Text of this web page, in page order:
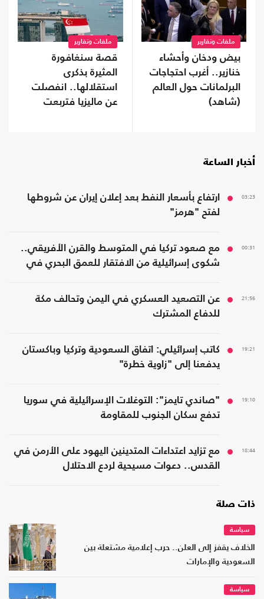
ملفات وتقارير
بيض ودخان وأحشاء
خنازير.. أغرب احتجاجات
البرلمانات حول العالم
(شاهد)
ملفات وتقارير
قصة سنغافورة
المثيرة بذكرى
استقلالها.. انفصلت
عن ماليزيا فتربعت
أخبار الساعة
03:23
ارتفاع بأسعار النفط بعد إعلان إيران عن شروطها
لفتح "هرمز"
00:31
مع صعود تركيا في المتوسط والقرن الأفريقي..
شكوى إسرائيلية من الافتقار للعمق البحري في
21:56
عن التصعيد العسكري في اليمن وتحالف مكة
للدفاع المشترك
19:21
كاتب إسرائيلي: اتفاق السعودية وتركيا وباكستان
يدفعنا إلى "زاوية خطرة"
19:10
"صاندي تايمز": التوغلات الإسرائيلية في سوريا
تدفع سكان الجنوب للمقاومة
18:44
مع تزايد اعتداءات المتدينين اليهود على الأرمن في
القدس.. دعوات مسيحية لردع الاحتلال
ذات صلة
سياسة
الخلاف يقفز إلى العلن.. حرب إعلامية مشتعلة بين
السعودية والإمارات
سياسة